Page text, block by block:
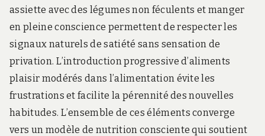
assiette avec des légumes non féculents et manger
en pleine conscience permettent de respecter les
signaux naturels de satiété sans sensation de
privation. L’introduction progressive d’aliments
plaisir modérés dans l’alimentation évite les
frustrations et facilite la pérennité des nouvelles
habitudes. L’ensemble de ces éléments converge
vers un modèle de nutrition consciente qui soutient